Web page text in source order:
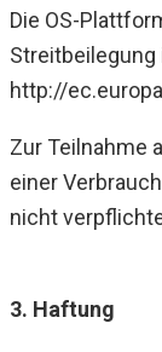
Die OS-
http://
Zur Teilnahme
einer
nicht
3. Haftung